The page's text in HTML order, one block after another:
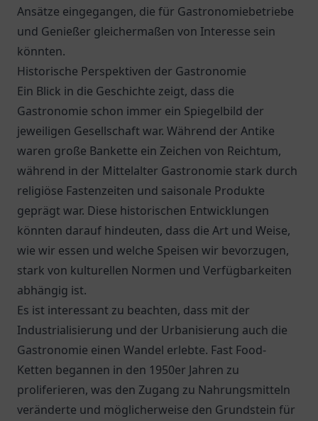
Ansätze eingegangen, die für Gastronomiebetriebe
und Genießer gleichermaßen von Interesse sein
könnten.
Historische Perspektiven der Gastronomie
Ein Blick in die Geschichte zeigt, dass die
Gastronomie schon immer ein Spiegelbild der
jeweiligen Gesellschaft war. Während der Antike
waren große Bankette ein Zeichen von Reichtum,
während in der Mittelalter Gastronomie stark durch
religiöse Fastenzeiten und saisonale Produkte
geprägt war. Diese historischen Entwicklungen
könnten darauf hindeuten, dass die Art und Weise,
wie wir essen und welche Speisen wir bevorzugen,
stark von kulturellen Normen und Verfügbarkeiten
abhängig ist.
Es ist interessant zu beachten, dass mit der
Industrialisierung und der Urbanisierung auch die
Gastronomie einen Wandel erlebte. Fast Food-
Ketten begannen in den 1950er Jahren zu
proliferieren, was den Zugang zu Nahrungsmitteln
veränderte und möglicherweise den Grundstein für